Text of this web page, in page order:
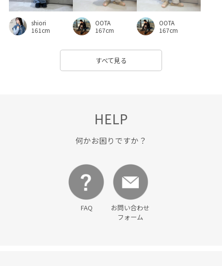
shiori
161cm
OOTA
167cm
OOTA
167cm
すべて見る
HELP
何かお困りですか？
FAQ
お問い合わせ
フォーム